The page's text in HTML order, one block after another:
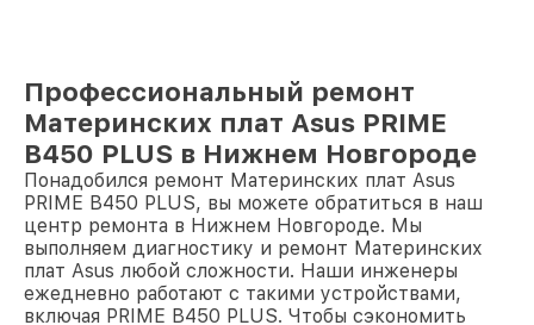
Профессиональный ремонт
Материнских плат Asus PRIME
B450 PLUS в Нижнем Новгороде
Понадобился ремонт Материнских плат Asus
PRIME B450 PLUS, вы можете обратиться в наш
центр ремонта в Нижнем Новгороде. Мы
выполняем диагностику и ремонт Материнских
плат Asus любой сложности. Наши инженеры
ежедневно работают с такими устройствами,
включая PRIME B450 PLUS. Чтобы сэкономить